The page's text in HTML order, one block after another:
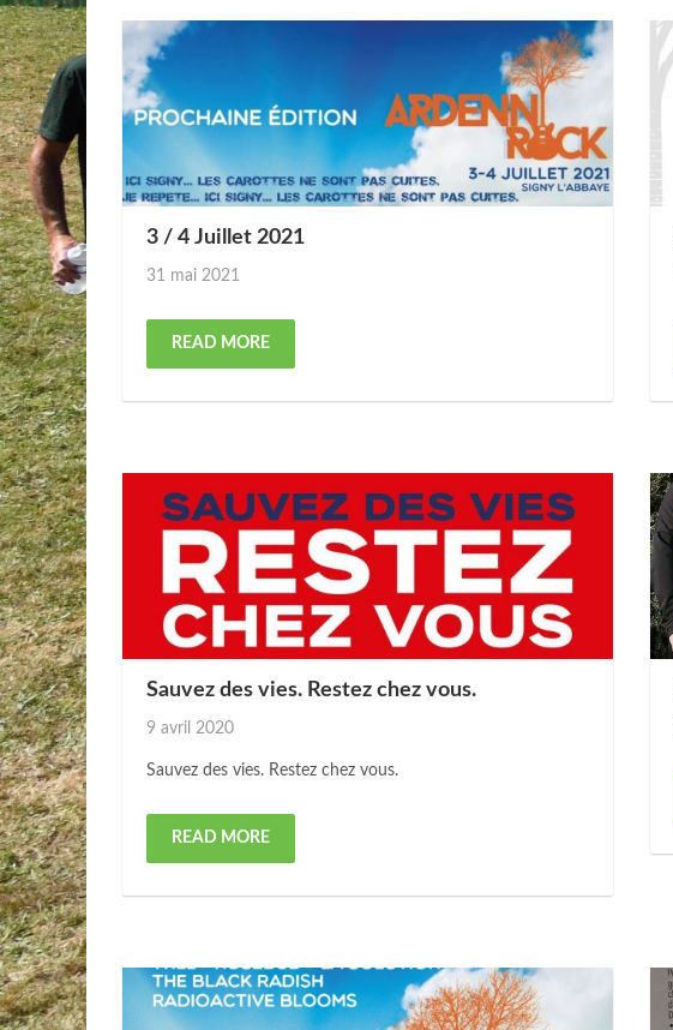
3 / 4 Juillet 2021
Posted
31 mai 2021
READ MORE
Sauvez des vies. Restez chez vous.
Posted
9 avril 2020
Sauvez des vies. Restez chez vous.
READ MORE